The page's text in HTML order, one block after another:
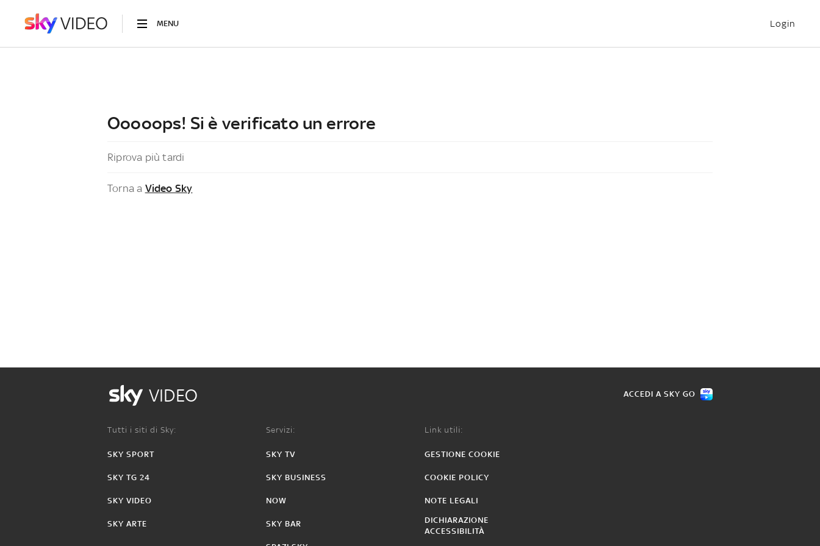
MENU Login
Ooooops! Si è verificato un errore
Riprova più tardi
Torna a Video Sky
VIDEO ACCEDI A SKY GO
Tutti i siti di Sky:
SKY SPORT
SKY TG 24
SKY VIDEO
SKY ARTE
Servizi:
SKY TV
SKY BUSINESS
NOW
SKY BAR
Link utili:
GESTIONE COOKIE
COOKIE POLICY
NOTE LEGALI
DICHIARAZIONE
ACCESSIBILITÀ